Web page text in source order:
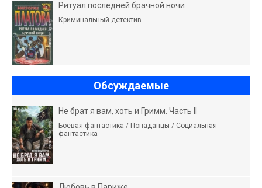
Ритуал последней брачной ночи
Криминальный детектив
Обсуждаемые
Не брат я вам, хоть и Гримм. Часть II
Боевая фантастика / Попаданцы / Социальная
фантастика